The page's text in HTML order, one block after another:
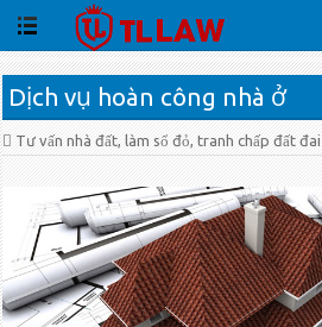
Dịch vụ hoàn công nhà ở
Tư vấn nhà đất, làm sổ đỏ, tranh chấp đất đai